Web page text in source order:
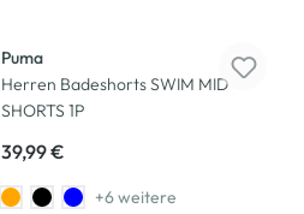
Puma
Herren Badeshorts SWIM MID
SHORTS 1P
39,99 €
+6 weitere